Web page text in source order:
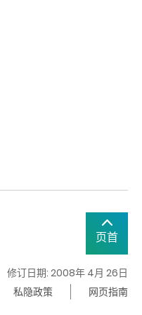
页首
修订日期: 2008年 4月 26日
私隐政策 网页指南